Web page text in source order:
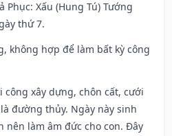
Phục: Xấu (Hung Tú) Tướng
thứ 7.
không hợp để làm bất kỳ công
công xây dựng, chôn cất, cưới
đường thủy. Ngày này sinh
nên làm âm đức cho con. Đây